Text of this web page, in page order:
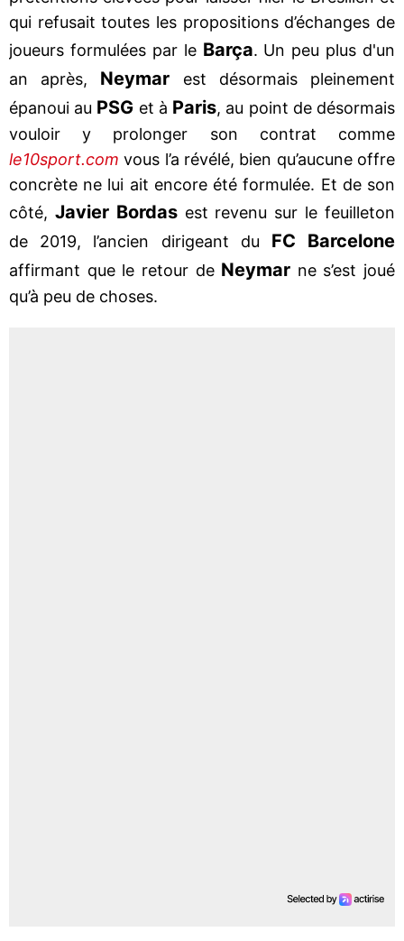
qui refusait toutes les propositions d’échanges de
joueurs formulées par le Barça. Un peu plus d'un
an après, Neymar est désormais pleinement
épanoui au PSG et à Paris, au point de désormais
vouloir y prolonger son contrat comme
le10sport.com vous l’a révélé, bien qu’aucune offre
concrète ne lui ait encore été formulée. Et de son
côté, Javier Bordasest revenu sur le feuilleton
de 2019, l’ancien dirigeant du FC Barcelone
affirmant que le retour de Neymar ne s’est joué
qu’à peu de choses.